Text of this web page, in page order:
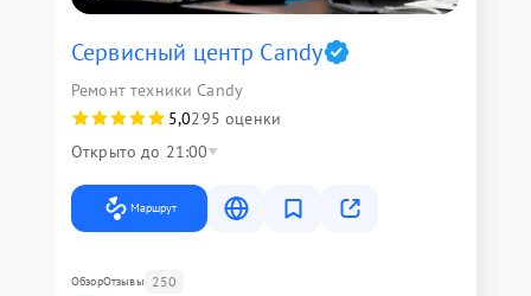
Сервисный центр Candy
Ремонт техники Candy
5,0295 оценки
Открыто до 21:00
Маршрут
ОбзорОтзывы 250